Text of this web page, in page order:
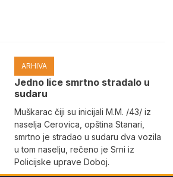
ARHIVA
Јedno lice smrtno stradalo u
sudaru
Muškarac čiji su inicijali M.M. /43/ iz
naselja Cerovica, opština Stanari,
smrtno je stradao u sudaru dva vozila
u tom naselju, rečeno je Srni iz
Policijske uprave Doboj.